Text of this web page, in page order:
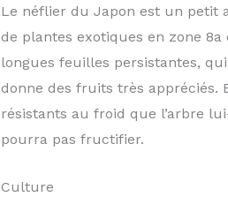
Le néflier du Japon est un petit
de plantes exotiques en zone
longues feuilles persistantes,
donne des fruits très
résistants au froid que l’arbre
pourra pas fructifier.
Culture